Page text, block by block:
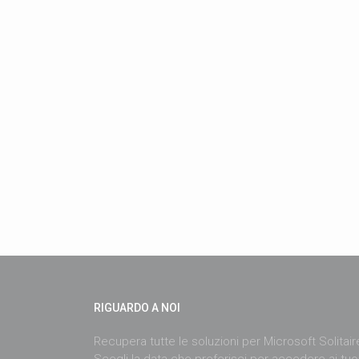
RIGUARDO A NOI
Recupera tutte le soluzioni per Microsoft